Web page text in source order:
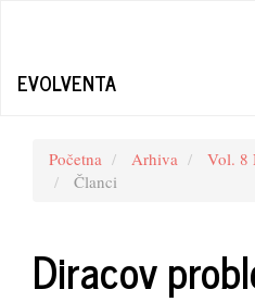
page
Main
Content
EVOLVENTA
Početna Arhiva
Vol. 8
Članci
Diracov